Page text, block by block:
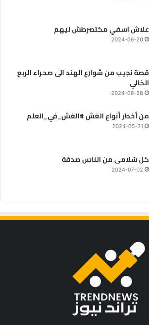
علاش اسفي مكتصرطش ليهم
2024-06-20
قصة نجيب من شوارع الهند الى صحراء الربع
الخالي
2024-08-28
من أخطر أنواع الغش #الغش_في_العلم
2024-05-31
كل سُلامى من الناس صدقة
2024-07-02